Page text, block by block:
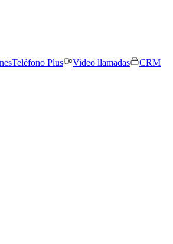
Teléfono Plus Video llamadas
CRM